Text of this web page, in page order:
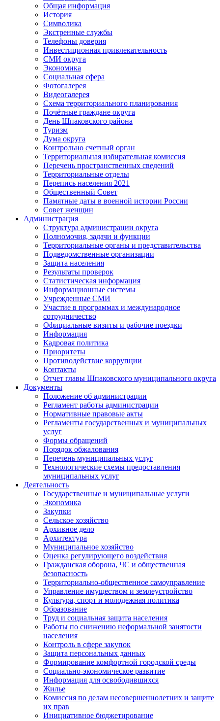
Общая информация
История
Символика
Экстренные службы
Телефоны доверия
Инвестиционная привлекательность
СМИ округа
Экономика
Социальная сфера
Фотогалерея
Видеогалерея
Схема территориального планирования
Почётные граждане округа
День Шпаковского района
Туризм
Дума округа
Контрольно счетный орган
Территориальная избирательная комиссия
Перечень пространственных сведений
Территориальные отделы
Перепись населения 2021
Общественный Совет
Памятные даты в военной истории России
Совет женщин
Администрация
Структура администрации округа
Полномочия, задачи и функции
Территориальные органы и представительства
Подведомственные организации
Защита населения
Результаты проверок
Статистическая информация
Информационные системы
Учрежденные СМИ
Участие в программах и международное
сотрудничество
Официальные визиты и рабочие поездки
Информация
Кадровая политика
Приоритеты
Противодействие коррупции
Контакты
Отчет главы Шпаковского муниципального округа
Документы
Положение об администрации
Регламент работы администрации
Нормативные правовые акты
Регламенты государственных и муниципальных
услуг
Формы обращений
Порядок обжалования
Перечень муниципальных услуг
Технологические схемы предоставления
муниципальных услуг
Деятельность
Государственные и муниципальные услуги
Экономика
Закупки
Сельское хозяйство
Архивное дело
Архитектура
Муниципальное хозяйство
Оценка регулирующего воздействия
Гражданская оборона, ЧС и общественная
безопасность
Территориально-общественное самоуправление
Управление имуществом и землеустройство
Культура, спорт и молодежная политика
Образование
Труд и социальная защита населения
Работы по снижению неформальной занятости
населения
Контроль в сфере закупок
Защита персональных данных
Формирование комфортной городской среды
Социально-экономическое развитие
Информация для освободившихся
Жилье
Комиссия по делам несовершеннолетних и защите
их прав
Инициативное бюджетирование